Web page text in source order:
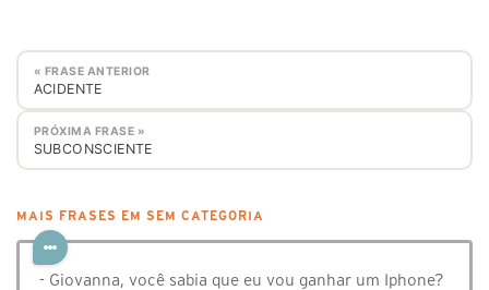
« FRASE ANTERIOR
ACIDENTE
PRÓXIMA FRASE »
SUBCONSCIENTE
MAIS FRASES EM SEM CATEGORIA
- Giovanna, você sabia que eu vou ganhar um Iphone?